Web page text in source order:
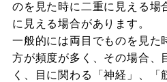
のを見た時に二重に見える場
に見える場合があります。
一般的には両目でものを見た
方が頻度が多く、その場合、
く、目に関わる「神経」、「